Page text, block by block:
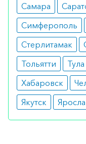
Самара
Симферополь
Стерлитамак
Тольятти
Тула
Хабаровск
Якутск